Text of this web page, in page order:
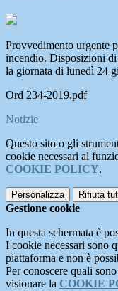
Provvedimento urgente
incendio. Disposizioni
la giornata di lunedì 24
Ord 234-2019.pdf
Notizie
Questo sito o gli
cookie necessari al
COOKIE POLICY.
Personalizza Rifiuta
Gestione cookie
In questa schermata è
I cookie necessari sono
piattaforma e non è
Per conoscere quali
visionare la COOKIE